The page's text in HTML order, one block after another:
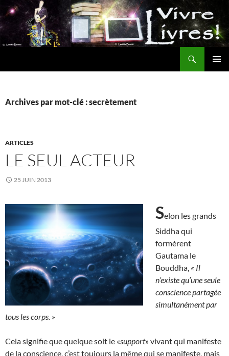
Aller
au
contenu
Archives par mot-clé : secrètement
ARTICLES
LE SEUL ACTEUR
25 JUIN 2013
Selon les grands
Siddha qui
formèrent
Gautama le
Bouddha, « Il
n’existe qu’une seule
conscience partagée
simultanément par
tous les corps. »
Cela signifie que quelque soit le «support» vivant qui manifeste
de la conscience, c’est toujours la même qui se manifeste, mais